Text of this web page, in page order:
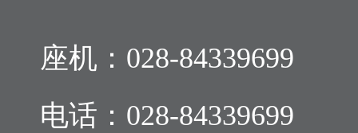
座机： 028-84339699
电话： 028-84339699